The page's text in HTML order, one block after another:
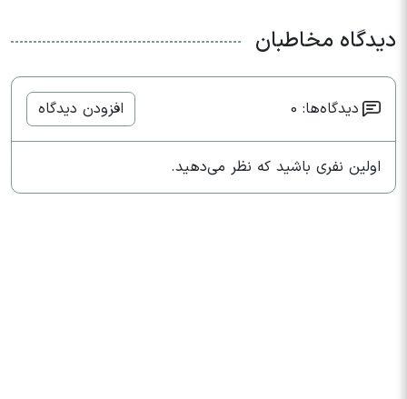
دیدگاه مخاطبان
دیدگاه‌ها: 0 افزودن دیدگاه
اولین نفری باشید که نظر می‌دهید.